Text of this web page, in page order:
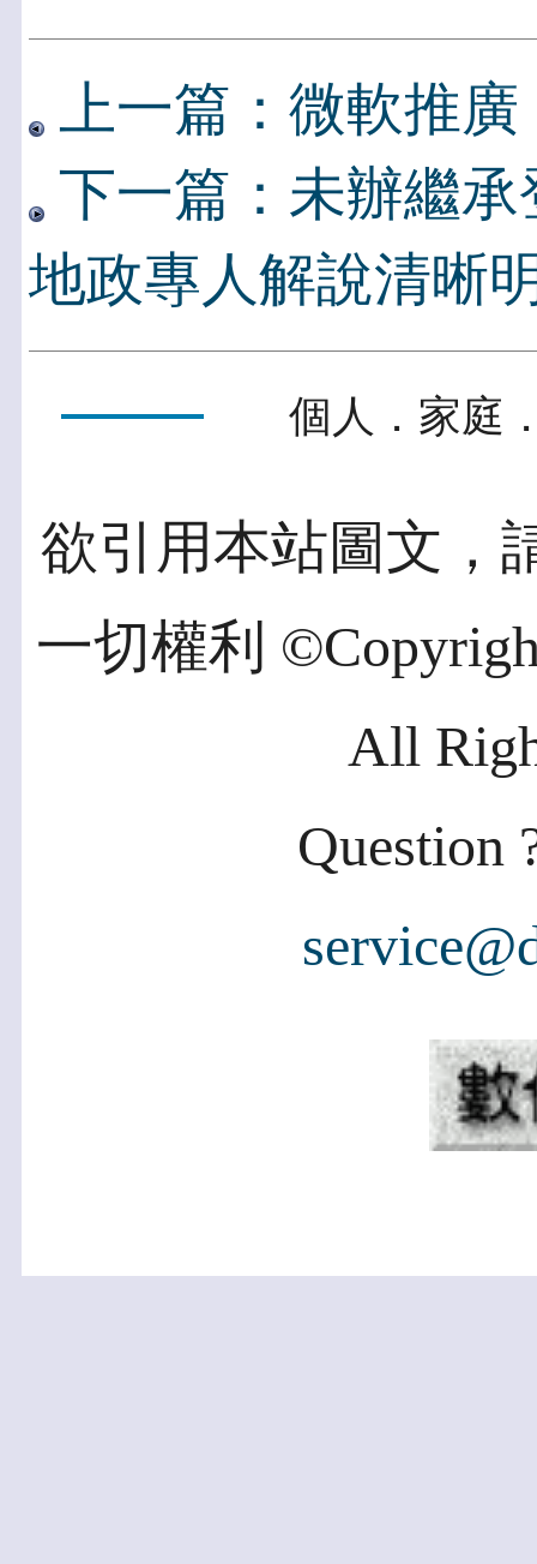
上一篇：微軟推
下一篇：未辦繼
地政專人解說清晰
個人．家庭
欲引用本站圖文，
一切權利
All
Question